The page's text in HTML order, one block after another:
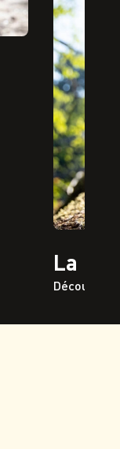
La
Découvrir